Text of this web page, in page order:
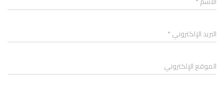
البريد الإلكتروني*
الموقع الإلكتروني